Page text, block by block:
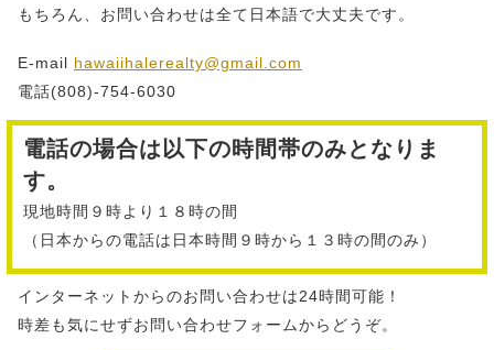
もちろん、お問い合わせは全て日本語で大丈夫です。
E-mail hawaiihalerealty@gmail.com
電話(808)-754-6030
電話の場合は以下の時間帯のみとなりま
す。
現地時間９時より１８時の間
（日本からの電話は日本時間９時から１３時の間のみ）
インターネットからのお問い合わせは24時間可能！
時差も気にせずお問い合わせフォームからどうぞ。